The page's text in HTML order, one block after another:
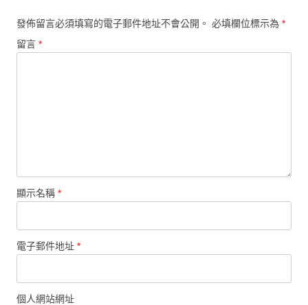
發佈留言必須填寫的電子郵件地址不會公開。 必填欄位標示為 *
留言 *
顯示名稱 *
電子郵件地址 *
個人網站網址